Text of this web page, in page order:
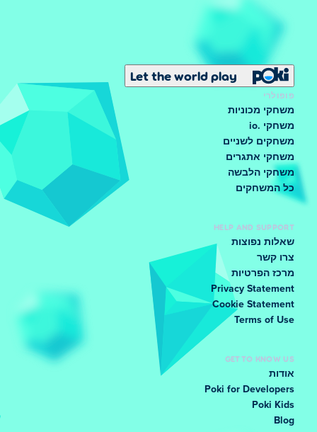
Let the world play
פופולרי
משחקי מכוניות
משחקי .io
משחקים לשניים
משחקי אתגרים
משחקי הלבשה
כל המשחקים
HELP AND SUPPORT
שאלות נפוצות
צרו קשר
מרכז הפרטיות
Privacy Statement
Cookie Statement
Terms of Use
GET TO KNOW US
אודות
Poki for Developers
Poki Kids
Blog